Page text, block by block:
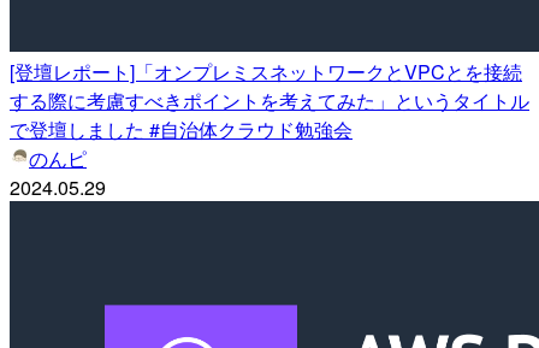
[登壇レポート]「オンプレミスネットワークとVPCとを接続
する際に考慮すべきポイントを考えてみた」というタイトル
で登壇しました #自治体クラウド勉強会
のんピ
2024.05.29